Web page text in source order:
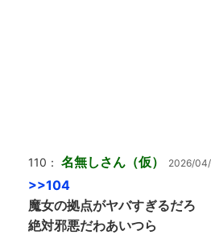
110： 名無しさん（仮） 2026/
>>104
魔女の拠点がヤバすぎるだろ
絶対邪悪だわあいつら